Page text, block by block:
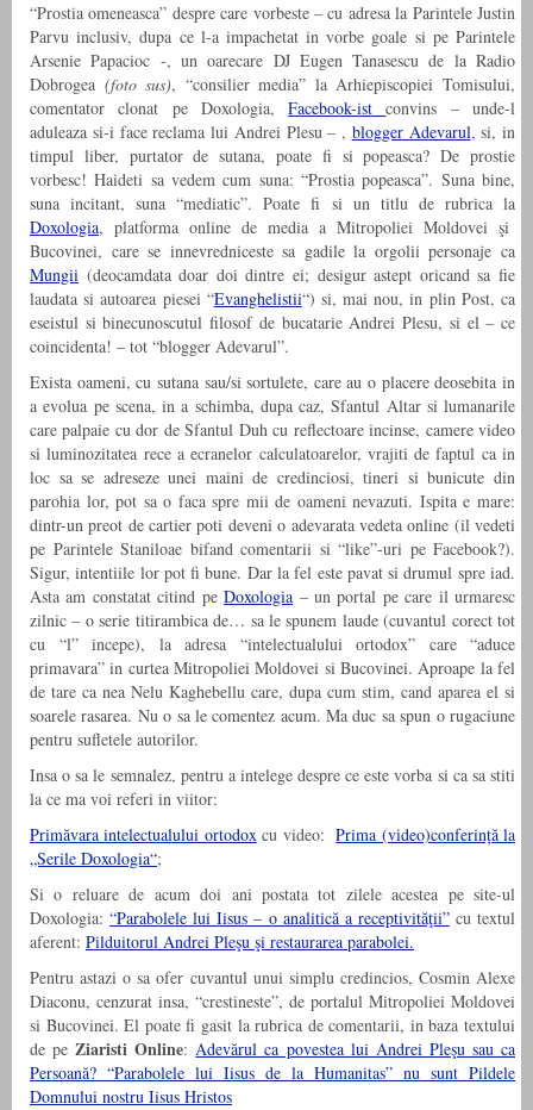
“Prostia omeneasca” despre care vorbeste – cu adresa la Parintele Justin
Parvu inclusiv, dupa ce l-a impachetat in vorbe goale si pe Parintele
Arsenie Papacioc -, un oarecare DJ Eugen Tanasescu de la Radio
Dobrogea (foto sus), “consilier media” la Arhiepiscopiei Tomisului,
comentator clonat pe Doxologia,Facebook-istconvins – unde-l
aduleaza si-i face reclama lui Andrei Plesu – , blogger Adevarul, si, in
timpul liber, purtator de sutana, poate fi si popeasca? De prostie
vorbesc! Haideti sa vedem cum suna: “Prostia popeasca”. Suna bine,
suna incitant, suna “mediatic”. Poate fi si un titlu de rubrica la
Doxologia, platforma online de media a Mitropoliei Moldovei şi
Bucovinei, care se innevredniceste sa gadile la orgolii personaje ca
Mungii (deocamdata doar doi dintre ei; desigur astept oricand sa fie
laudata si autoarea piesei “Evanghelistii“) si, mai nou, in plin Post, ca
eseistul si binecunoscutul filosof de bucatarie Andrei Plesu, si el – ce
coincidenta! – tot “blogger Adevarul”.
Exista oameni, cu sutana sau/si sortulete, care au o placere deosebita in
a evolua pe scena, in a schimba, dupa caz, Sfantul Altar si lumanarile
care palpaie cu dor de Sfantul Duh cu reflectoare incinse, camere video
si luminozitatea rece a ecranelor calculatoarelor, vrajiti de faptul ca in
loc sa se adreseze unei maini de credinciosi, tineri si bunicute din
parohia lor, pot sa o faca spre mii de oameni nevazuti. Ispita e mare:
dintr-un preot de cartier poti deveni o adevarata vedeta online (il vedeti
pe Parintele Staniloae bifand comentarii si “like”-uri pe Facebook?).
Sigur, intentiile lor pot fi bune. Dar la fel este pavat si drumul spre iad.
Asta am constatat citind peDoxologia – un portal pe care il urmaresc
zilnic – o serie titirambica de… sa le spunem laude (cuvantul corect tot
cu “l” incepe), la adresa “intelectualului ortodox” care “aduce
primavara” in curtea Mitropoliei Moldovei si Bucovinei. Aproape la fel
de tare ca nea Nelu Kaghebellu care, dupa cum stim, cand aparea el si
soarele rasarea. Nu o sa le comentez acum. Ma duc sa spun o rugaciune
pentru sufletele autorilor.
Insa o sa le semnalez, pentru a intelege despre ce este vorba si ca sa stiti
la ce ma voi referi in viitor:
Primăvara intelectualului ortodoxcu video:Prima (video)conferință la
„Serile Doxologia“;
Si o reluare de acum doi ani postata tot zilele acestea pe site-ul
Doxologia:“Parabolele lui Iisus – o analitică a receptivităţii”cu textul
aferent: Pilduitorul Andrei Pleşu şi restaurarea parabolei.
Pentru astazi o sa ofer cuvantul unui simplu credincios, Cosmin Alexe
Diaconu, cenzurat insa, “crestineste”, de portalul Mitropoliei Moldovei
si Bucovinei. El poate fi gasit la rubrica de comentarii, in baza textului
de peZiaristi Online:Adevărul ca povestea lui Andrei Pleşu sau ca
Persoană? “Parabolele lui Iisus de la Humanitas” nu sunt Pildele
Domnului nostru Iisus Hristos